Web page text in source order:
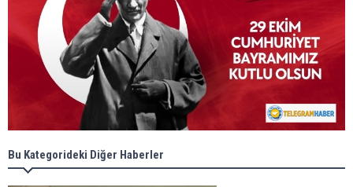
Bu Kategorideki Diğer Haberler